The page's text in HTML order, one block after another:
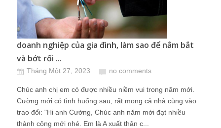
doanh nghiệp của gia đình, làm sao để nắm bắt
và bớt rối ...
Tháng Một 27, 2023 no comments
Chúc anh chị em có được nhiều niềm vui trong năm mới.
Cường mới có tình huống sau, rất mong cả nhà cùng vào
trao đổi: "Hi anh Cường, Chúc anh năm mới đạt nhiều
thành công mới nhé. Em là A xuất thân c...